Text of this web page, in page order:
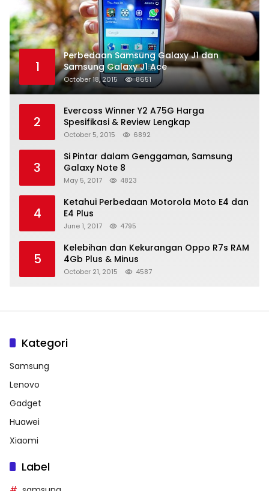
1
Perbedaan Samsung Galaxy J1 dan
Samsung Galaxy J1 Ace
October 18, 2015 8651
2
Evercoss Winner Y2 A75G Harga
Spesifikasi & Review Lengkap
October 5, 2015 6892
3
Si Pintar dalam Genggaman, Samsung
Galaxy Note 8
May 5, 2017 4823
4
Ketahui Perbedaan Motorola Moto E4 dan
E4 Plus
June 1, 2017 4795
5
Kelebihan dan Kekurangan Oppo R7s RAM
4Gb Plus & Minus
October 21, 2015 4587
Kategori
Samsung
Lenovo
Gadget
Huawei
Xiaomi
Label